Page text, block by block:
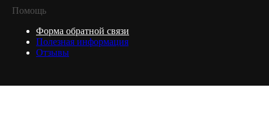
Помощь
Форма обратной связи
Полезная информация
Отзывы